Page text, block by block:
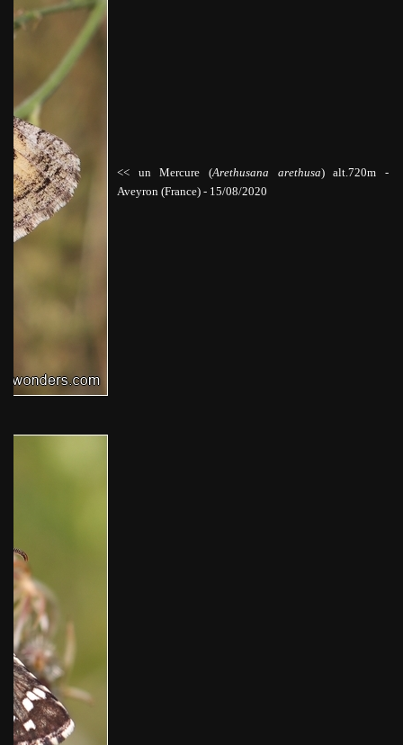
<< un Mercure (Arethusana arethusa)alt.720m-
Aveyron (France) - 15/08/2020